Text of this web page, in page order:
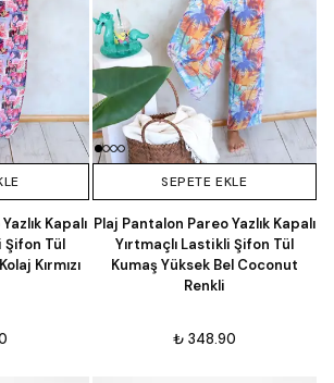
Kapalı
Şifon Tül
Kırmızı
SEPETE EKLE
Plaj Pantalon Pareo Yazlık Kapalı
Yırtmaçlı Lastikli Şifon Tül
Kumaş Yüksek Bel Coconut
Renkli
₺ 348.90